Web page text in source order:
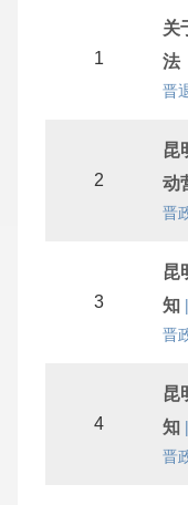
1
关
法
晋
2
昆
动
晋
3
昆
知
晋
4
昆
知
晋